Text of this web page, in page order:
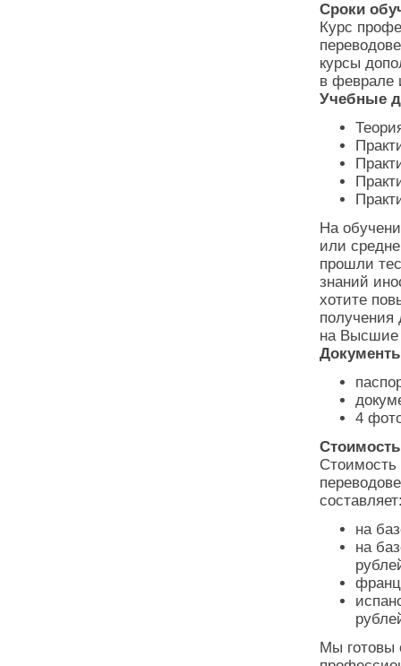
Сроки
Курс
курсы
в феврале
Учебные
На
или
прошли
знаний
хотите
получения
на Высшие
4
Стоимость
на
на
Мы готовы